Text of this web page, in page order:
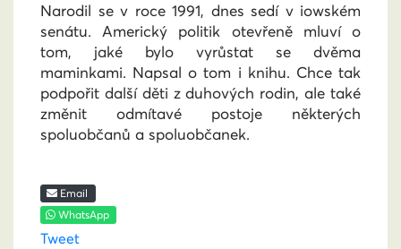
Narodil se v roce 1991, dnes sedí v iowském
senátu. Americký politik otevřeně mluví o
tom, jaké bylo vyrůstat se dvěma
maminkami. Napsal o tom i knihu. Chce tak
podpořit další děti z duhových rodin, ale také
změnit odmítavé postoje některých
spoluobčanů a spoluobčanek.
Email
WhatsApp
Tweet